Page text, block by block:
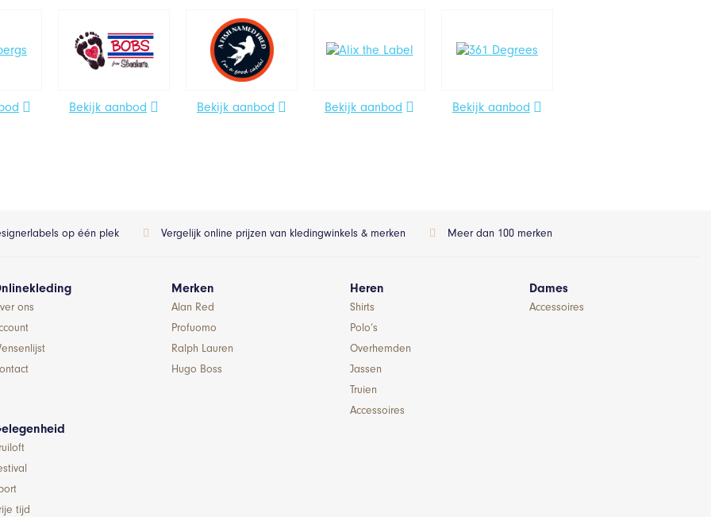
Bekijk aanbod Bekijk aanbod Bekijk aanbod Bekijk aanbod
op één plek Vergelijk online prijzen van kledingwinkels & merken Meer dan 100 merken
ons
Merken
Alan Red
Profuomo
Ralph Lauren
Hugo Boss
Heren
Shirts
Polo’s
Overhemden
Jassen
Truien
Accessoires
Dames
Accessoires
tijd